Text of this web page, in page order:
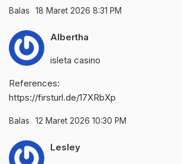
Balas 18 Maret 2026 8:31 PM
Albertha
isleta casino
References:
https://firsturl.de/17XRbXp
Balas 12 Maret 2026 10:30 PM
Lesley